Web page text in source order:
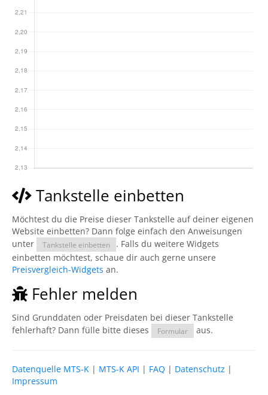
Tankstelle einbetten
Möchtest du die Preise dieser Tankstelle auf deiner eigenen
Website einbetten? Dann folge einfach den Anweisungen
unter
Tankstelle einbetten
. Falls du weitere Widgets
einbetten möchtest, schaue dir auch gerne unsere
Preisvergleich-Widgets an.
Fehler melden
Sind Grunddaten oder Preisdaten bei dieser Tankstelle
fehlerhaft? Dann fülle bitte dieses
Formular aus.
Datenquelle MTS-K | MTS-K API | FAQ | Datenschutz |
Impressum